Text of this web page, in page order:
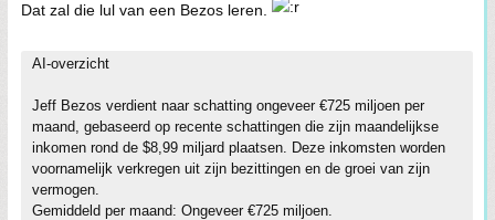
Dat zal die lul van een Bezos leren.
AI-overzicht
Jeff Bezos verdient naar schatting ongeveer €725 miljoen per
maand, gebaseerd op recente schattingen die zijn maandelijkse
inkomen rond de $8,99 miljard plaatsen. Deze inkomsten worden
voornamelijk verkregen uit zijn bezittingen en de groei van zijn
vermogen.
Gemiddeld per maand: Ongeveer €725 miljoen.